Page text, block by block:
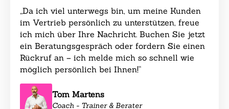
„Da ich viel unterwegs bin, um meine Kunden
im Vertrieb persönlich zu unterstützen, freue
ich mich über Ihre Nachricht. Buchen Sie jetzt
ein Beratungsgespräch oder fordern Sie einen
Rückruf an – ich melde mich so schnell wie
möglich persönlich bei Ihnen!“
Tom Martens
Coach - Trainer & Berater